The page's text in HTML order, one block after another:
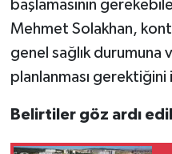
başlamasının
Mehmet Solakhan,
genel sağlık
planlanması
Belirtiler göz ardı